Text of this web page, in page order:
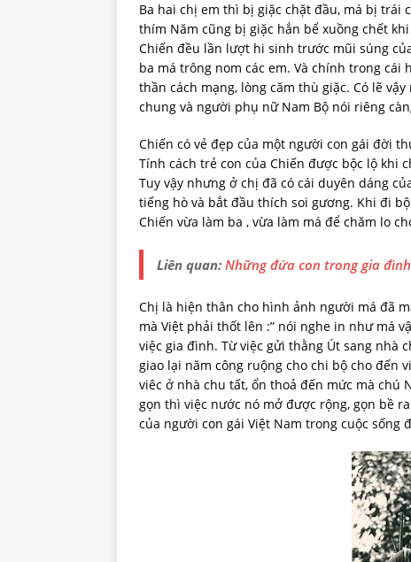
Ba hai chị em thì bị giặc chặt đầu, má bị trái
thím Năm cũng bị giặc hắn bể xuồng chết
Chiến đều lần lượt hi sinh trước mũi súng
ba má trông nom các em. Và chính trong
thần cách mạng, lòng căm thù giặc. Có lẽ
chung và người phụ nữ Nam Bộ nói riêng
Chiến có vẻ đẹp của một người con gái đời
Tính cách trẻ con của Chiến được bộc lộ khi
Tuy vậy nhưng ở chị đã có cái duyên dáng
tiếng hò và bắt đầu thích soi gương. Khi đi
Chiến vừa làm ba , vừa làm má để chăm lo
Liên quan: Những đứa con trong gia
Chị là hiện thân cho hình ảnh người má đã
mà Việt phải thốt lên :” nói nghe in như má
việc gia đình. Từ việc gửi thằng Út sang nhà
giao lại năm công ruộng cho chi bộ cho đến
viêc ở nhà chu tất, ổn thoả đến mức mà chú
gọn thì việc nước nó mở được rộng, gọn bề
của người con gái Việt Nam trong cuộc